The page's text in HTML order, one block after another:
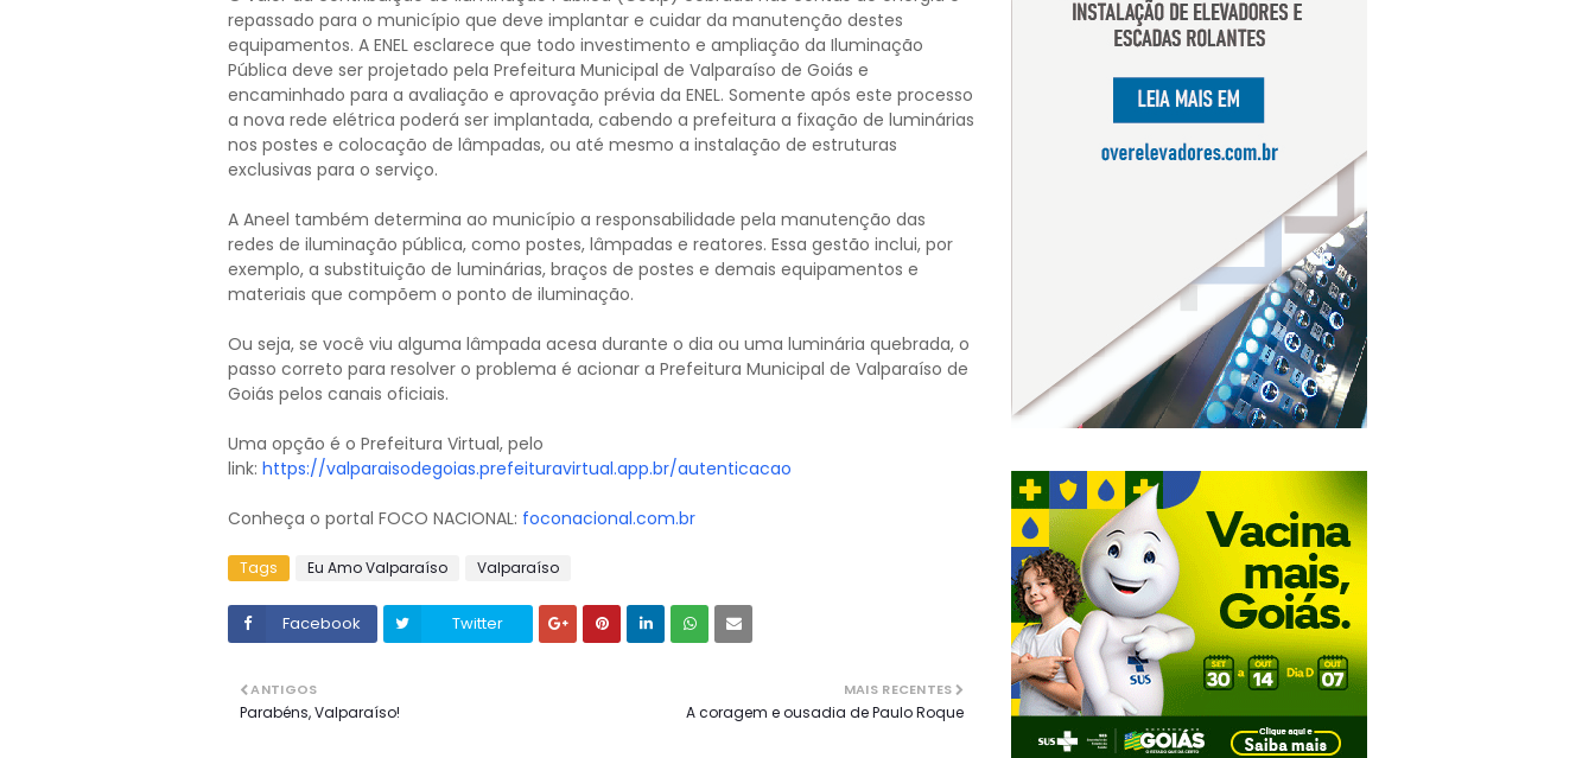
repassado para o município que deve implantar e cuidar da manutenção destes
equipamentos. A ENEL esclarece que todo investimento e ampliação da Iluminação
Pública deve ser projetado pela Prefeitura Municipal de Valparaíso de Goiás e
encaminhado para a avaliação e aprovação prévia da ENEL. Somente após este processo
a nova rede elétrica poderá ser implantada, cabendo a prefeitura a fixação de luminárias
nos postes e colocação de lâmpadas, ou até mesmo a instalação de estruturas
exclusivas para o serviço.
A Aneel também determina ao município a responsabilidade pela manutenção das
redes de iluminação pública, como postes, lâmpadas e reatores. Essa gestão inclui, por
exemplo, a substituição de luminárias, braços de postes e demais equipamentos e
materiais que compõem o ponto de iluminação.
Ou seja, se você viu alguma lâmpada acesa durante o dia ou uma luminária quebrada, o
passo correto para resolver o problema é acionar a Prefeitura Municipal de Valparaíso de
Goiás pelos canais oficiais.
Uma opção é o Prefeitura Virtual, pelo
link: https://valparaisodegoias.prefeituravirtual.app.br/autenticacao
Conheça o portal FOCO NACIONAL: foconacional.com.br
Tags Eu Amo Valparaíso Valparaíso
Facebook Twitter
MAIS RECENTES
A coragem e ousadia de Paulo Roque
ANTIGOS
Parabéns, Valparaíso!